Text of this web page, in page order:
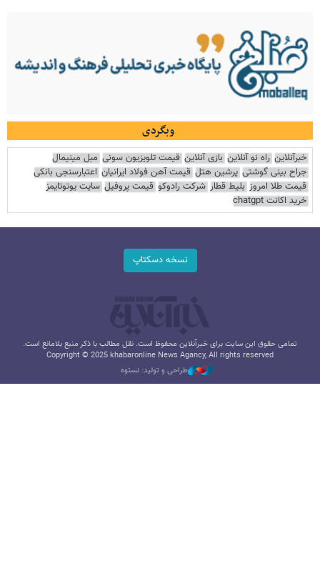
وبگردی
خبرآنلاین راه نو آنلاین بازی آنلاین قیمت تلویزیون سونی مبل مینیمال
جراح بینی گوشتی پرشین هتل قیمت آهن فولاد ایرانیان اعتبارسنجی بانکی
قیمت طلا امروز بلیط قطار شرکت رادوکو قیمت پروفیل سایت یوتوتایمز
خرید اکانت chatgpt
نسخه دسکتاپ
تمامی حقوق این سایت برای خبرآنلاین محفوظ است. نقل مطالب با ذکر منبع بلامانع است.
Copyright © 2025 khabaronline News Agancy, All rights reserved
طراحی و تولید: نستوه